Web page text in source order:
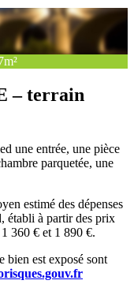
– terrain
une entrée, une pièce
parquetée, une
estimé des dépenses
établi à partir des prix
360 € et 1 890 €.
bien est exposé sont